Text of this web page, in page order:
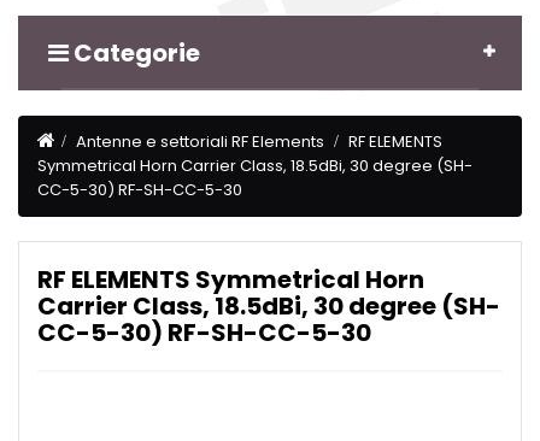
Categorie
Antenne e settoriali RF Elements
RF ELEMENTS
Symmetrical Horn Carrier Class, 18.5dBi, 30 degree (SH-
CC-5-30) RF-SH-CC-5-30
RF ELEMENTS Symmetrical Horn
Carrier Class, 18.5dBi, 30 degree (SH-
CC-5-30) RF-SH-CC-5-30